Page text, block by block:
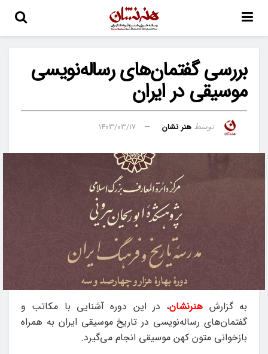
بررسی گفتمان‌های رساله‌نویسی
موسیقی در ایران
توسط هنر نشان ۱۴۰۳/۰۳/۱۷
به گزارش هنرنشان، در این دوره آشنایی با مکاتب و
گفتمان‌های رساله‌نویسی در تاریخ موسیقی ایران به همراه
بازخوانی متون کهن موسیقی انجام می‌گیرد.